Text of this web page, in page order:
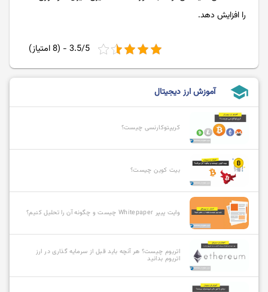
را افزایش دهد.
3.5/5 - (8 امتیاز)
school آموزش ارز دیجیتال
کریپتوکارنسی چیست؟
بیت کوین چیست؟
وایت پیپر Whitepaper چیست و چگونه آن را تحلیل کنیم؟
اتریوم چیست؟ هر آنچه باید قبل از سرمایه گذاری در ارز
اتریوم بدانید